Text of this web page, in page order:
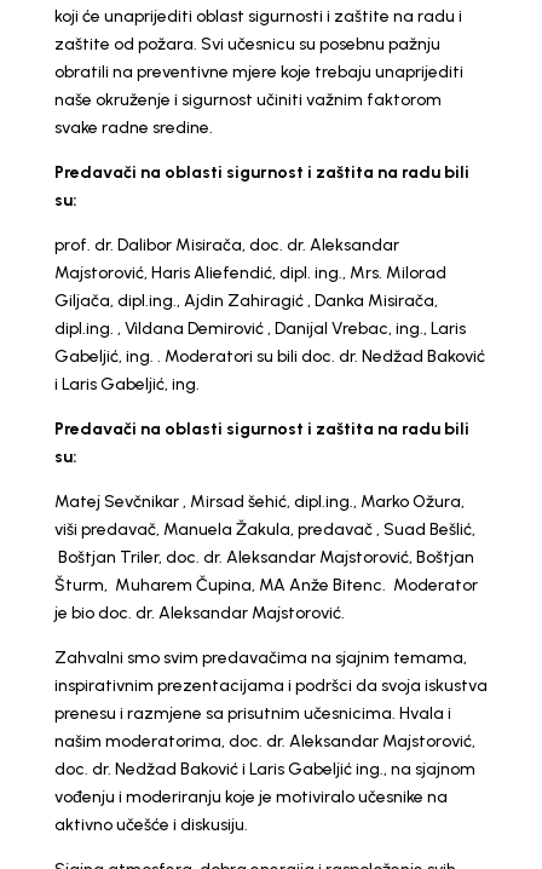
koji će unaprijediti oblast sigurnosti i zaštite na radu i
zaštite od požara. Svi učesnicu su posebnu pažnju
obratili na preventivne mjere koje trebaju unaprijediti
naše okruženje i sigurnost učiniti važnim faktorom
svake radne sredine.
Predavači na oblasti sigurnost i zaštita na radu bili
su:
prof. dr. Dalibor Misirača, doc. dr. Aleksandar
Majstorović, Haris Aliefendić, dipl. ing., Mrs. Milorad
Giljača, dipl.ing., Ajdin Zahiragić , Danka Misirača,
dipl.ing. , Vildana Demirović , Danijal Vrebac, ing., Laris
Gabeljić, ing. . Moderatori su bili doc. dr. Nedžad Baković
i Laris Gabeljić, ing.
Predavači na oblasti sigurnost i zaštita na radu bili
su:
Matej Sevčnikar , Mirsad šehić, dipl.ing., Marko Ožura,
viši predavač, Manuela Žakula, predavač , Suad Bešlić,
Boštjan Triler, doc. dr. Aleksandar Majstorović, Boštjan
Šturm, Muharem Čupina, MA Anže Bitenc. Moderator
je bio doc. dr. Aleksandar Majstorović.
Zahvalni smo svim predavačima na sjajnim temama,
inspirativnim prezentacijama i podršci da svoja iskustva
prenesu i razmjene sa prisutnim učesnicima. Hvala i
našim moderatorima, doc. dr. Aleksandar Majstorović,
doc. dr. Nedžad Baković i Laris Gabeljić ing., na sjajnom
vođenju i moderiranju koje je motiviralo učesnike na
aktivno učešće i diskusiju.